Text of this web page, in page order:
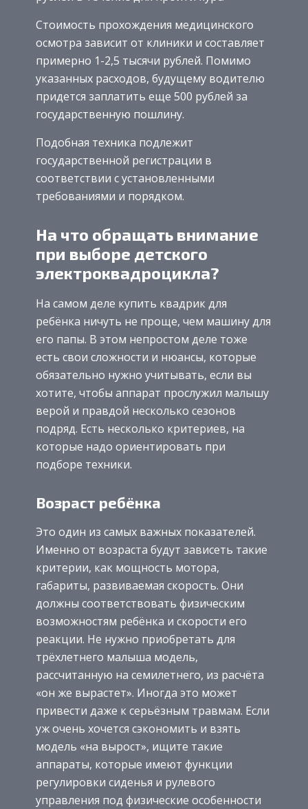
Стоимость прохождения медицинского
осмотра зависит от клиники и составляет
примерно 1-2,5 тысячи рублей. Помимо
указанных расходов, будущему водителю
придется заплатить еще 500 рублей за
государственную пошлину.
Подобная техника подлежит
государственной регистрации в
соответствии с установленными
требованиями и порядком.
На что обращать внимание
при выборе детского
электроквадроцикла?
На самом деле купить квадрик для
ребёнка ничуть не проще, чем машину для
его папы. В этом непростом деле тоже
есть свои сложности и нюансы, которые
обязательно нужно учитывать, если вы
хотите, чтобы аппарат прослужил малышу
верой и правдой несколько сезонов
подряд. Есть несколько критериев, на
которые надо ориентировать при
подборе техники.
Возраст ребёнка
Это один из самых важных показателей.
Именно от возраста будут зависеть такие
критерии, как мощность мотора,
габариты, развиваемая скорость. Они
должны соответствовать физическим
возможностям ребёнка и скорости его
реакции. Не нужно приобретать для
трёхлетнего малыша модель,
рассчитанную на семилетнего, из расчёта
«он же вырастет». Иногда это может
привести даже к серьёзным травмам. Если
уж очень хочется сэкономить и взять
модель «на вырост», ищите такие
аппараты, которые имеют функции
регулировки сиденья и рулевого
управления под физические особенности